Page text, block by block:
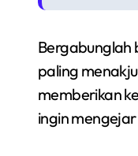
Bergabunglah
paling
memberikan
ingin